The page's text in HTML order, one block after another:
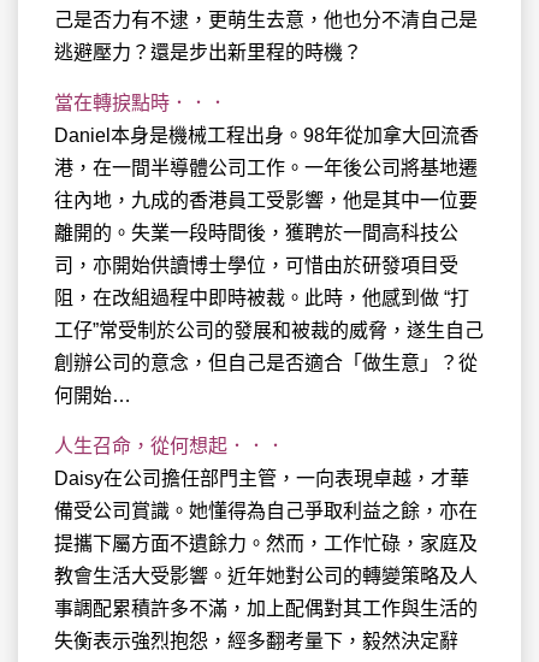
己是否力有不逮，更萌生去意，他也分不清自己是
逃避壓力？還是步出新里程的時機？
當在轉捩點時．．．
Daniel本身是機械工程出身。98年從加拿大回流香
港，在一間半導體公司工作。一年後公司將基地遷
往內地，九成的香港員工受影響，他是其中一位要
離開的。失業一段時間後，獲聘於一間高科技公
司，亦開始供讀博士學位，可惜由於研發項目受
阻，在改組過程中即時被裁。此時，他感到做 “打
工仔”常受制於公司的發展和被裁的威脅，遂生自己
創辦公司的意念，但自己是否適合「做生意」？從
何開始…
人生召命，從何想起．．．
Daisy在公司擔任部門主管，一向表現卓越，才華
備受公司賞識。她懂得為自己爭取利益之餘，亦在
提攜下屬方面不遺餘力。然而，工作忙碌，家庭及
教會生活大受影響。近年她對公司的轉變策略及人
事調配累積許多不滿，加上配偶對其工作與生活的
失衡表示強烈抱怨，經多翻考量下，毅然決定辭